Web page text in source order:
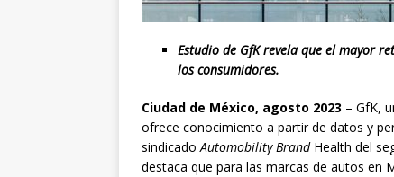
Estudio de GfK revela que el mayor
los consumidores.
Ciudad de México, agosto 2023 – GfK,
ofrece conocimiento a partir de datos y
sindicadoAutomobility Brand Health del
destaca que para las marcas de autos en